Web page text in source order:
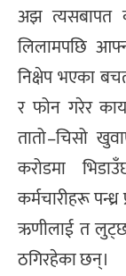
अझ त्यसबापत
लिलामपछि
निक्षेप भएका
र फोन गरेर
तातो–चिसो
करोडमा
कर्मचारीहरू
ऋणीलाई त
ठगिरहेका छन्।